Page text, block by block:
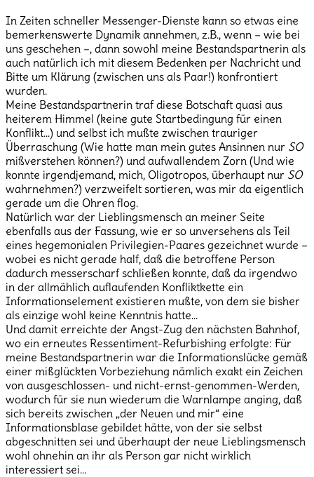
In Zeiten schneller Messenger-Dienste kann so etwas eine
bemerkenswerte Dynamik annehmen, z.B., wenn – wie bei
uns geschehen –, dann sowohl meine Bestandspartnerin als
auch natürlich ich mit diesem Bedenken per Nachricht und
Bitte um Klärung (zwischen uns als Paar!) konfrontiert
wurden.
Meine Bestandspartnerin traf diese Botschaft quasi aus
heiterem Himmel (keine gute Startbedingung für einen
Konflikt…) und selbst ich mußte zwischen trauriger
Überraschung (Wie hatte man mein gutes Ansinnen nur SO
mißverstehen können?) und aufwallendem Zorn (Und wie
konnte irgendjemand, mich, Oligotropos, überhaupt nur SO
wahrnehmen?) verzweifelt sortieren, was mir da eigentlich
gerade um die Ohren flog.
Natürlich war der Lieblingsmensch an meiner Seite
ebenfalls aus der Fassung, wie er so unversehens als Teil
eines hegemonialen Privilegien-Paares gezeichnet wurde –
wobei es nicht gerade half, daß die betroffene Person
dadurch messerscharf schließen konnte, daß da irgendwo
in der allmählich auflaufenden Konfliktkette ein
Informationselement existieren mußte, von dem sie bisher
als einzige wohl keine Kenntnis hatte…
Und damit erreichte der Angst-Zug den nächsten Bahnhof,
wo ein erneutes Ressentiment-Refurbishing erfolgte: Für
meine Bestandspartnerin war die Informationslücke gemäß
einer mißglückten Vorbeziehung nämlich exakt ein Zeichen
von ausgeschlossen- und nicht-ernst-genommen-Werden,
wodurch für sie nun wiederum die Warnlampe anging, daß
sich bereits zwischen „der Neuen und mir“ eine
Informationsblase gebildet hätte, von der sie selbst
abgeschnitten sei und überhaupt der neue Lieblingsmensch
wohl ohnehin an ihr als Person gar nicht wirklich
interessiert sei…